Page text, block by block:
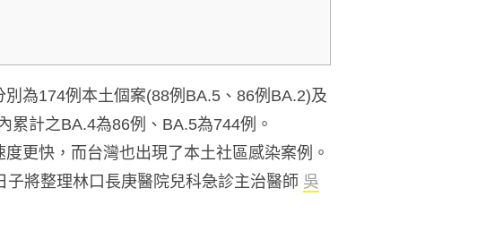
為174例本土個案(88例BA.5、86例BA.2)及
累計之BA.4為86例、BA.5為744例。
更快，而台灣也出現了本土社區感染案例。
子將整理林口長庚醫院兒科急診主治醫師 吳